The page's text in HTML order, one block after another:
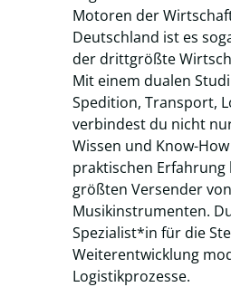
Motoren der
Deutschland ist es
der drittgrößte
Mit einem dualen
Spedition, Transport,
verbindest du nicht
Wissen und Know-
praktischen
größten Versender von
Musikinstrumenten.
Spezialist*in für die
Weiterentwicklung
Logistikprozesse.